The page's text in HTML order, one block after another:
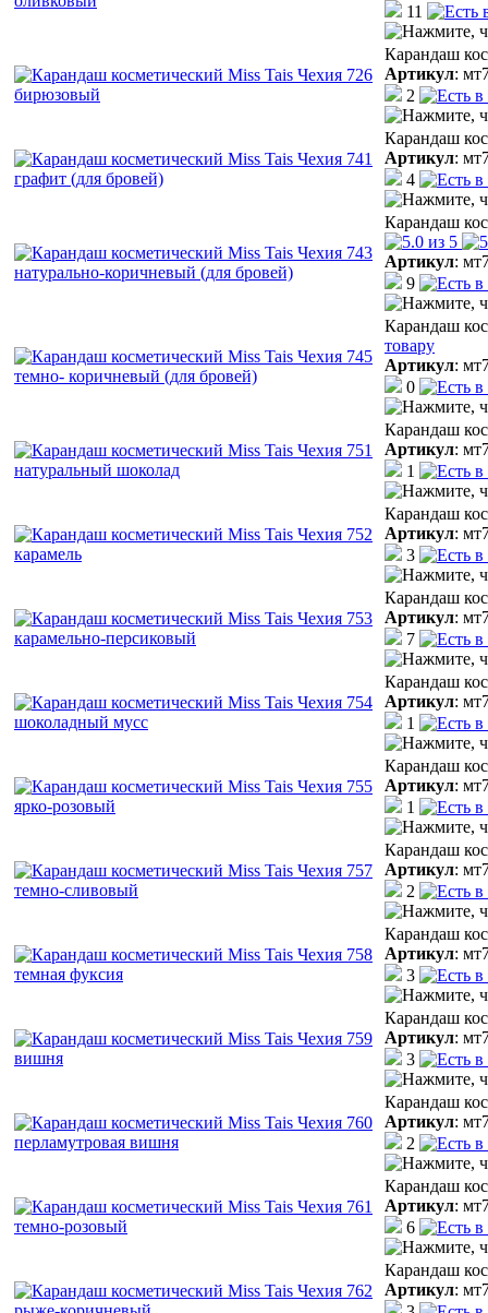
11
Карандаш
Артикул:
2
Карандаш
Артикул:
4
Карандаш
Артикул:
9
Карандаш
товару
Артикул:
0
Карандаш
Артикул:
1
Карандаш
Артикул:
3
Карандаш
Артикул:
7
Карандаш
Артикул:
1
Карандаш
Артикул:
1
Карандаш
Артикул:
2
Карандаш
Артикул:
3
Карандаш
Артикул:
3
Карандаш
Артикул:
2
Карандаш
Артикул:
6
Карандаш
Артикул: